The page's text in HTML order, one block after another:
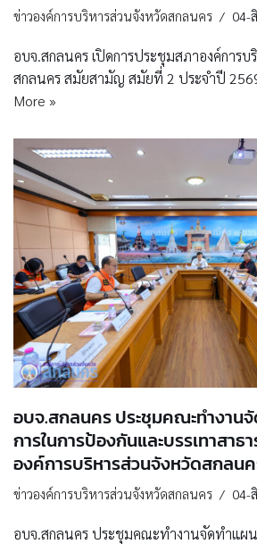
ข่าวองค์การบริหารส่วนจังหวัดสกลนคร 04-
อบจ.สกลนคร เปิดการประชุมสภาองค์การบ
สกลนคร สมัยสามัญ สมัยที่ 2 ประจำปี
More »
อบจ.สกลนคร ประชุมคณะทำงาน
การในการป้องกันและบรรเทาสา
องค์การบริหารส่วนจังหวัดสกลน
ข่าวองค์การบริหารส่วนจังหวัดสกลนคร 04-
อบจ.สกลนคร ประชุมคณะทำงานจัดทำแผ